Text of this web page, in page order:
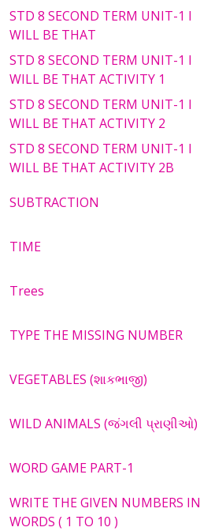
STD 8 SECOND TERM UNIT-1 I
WILL BE THAT
STD 8 SECOND TERM UNIT-1 I
WILL BE THAT ACTIVITY 1
STD 8 SECOND TERM UNIT-1 I
WILL BE THAT ACTIVITY 2
STD 8 SECOND TERM UNIT-1 I
WILL BE THAT ACTIVITY 2B
SUBTRACTION
TIME
Trees
TYPE THE MISSING NUMBER
VEGETABLES (શાકભાજી)
WILD ANIMALS (જંગલી પ્રાણીઓ)
WORD GAME PART-1
WRITE THE GIVEN NUMBERS IN
WORDS ( 1 TO 10 )